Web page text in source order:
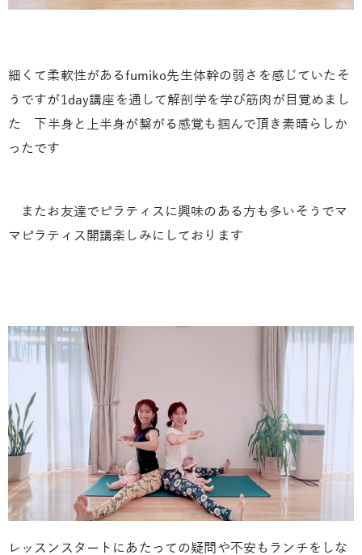
細くて柔軟性があるfumiko先生体幹の弱さを感じていたそ
うですが1day講座を通して解剖学を学び筋肉が目覚めまし
た
下半身と上半身が繋がる感覚も 掴んで頂き素晴らしか
ったです
またお友達でピラティスに興味のある方も多いそうでマ
マピラティス開講楽しみにしております
レッスンスタートにあたっての疑問や不安もランチをしな